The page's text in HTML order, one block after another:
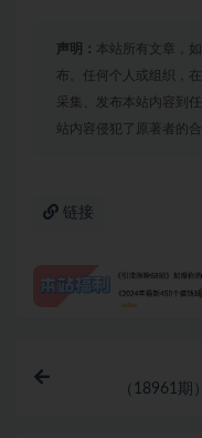
声明： 本站所有文章，
布。任何个人或组织，
采集、发布本站内容到
站内容侵犯了原著者的
链接
（18961期